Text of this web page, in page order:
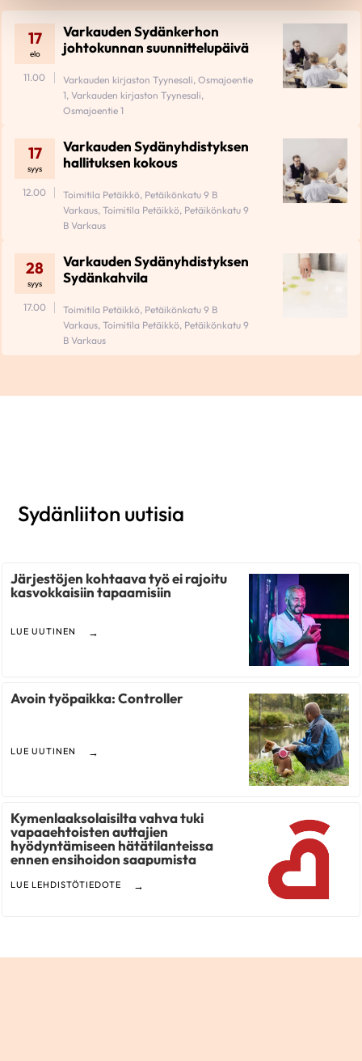
17
elo
Varkauden Sydänkerhon
johtokunnan suunnittelupäivä
11.00
Varkauden kirjaston Tyynesali, Osmajoentie
1, Varkauden kirjaston Tyynesali,
Osmajoentie 1
17
syys
Varkauden Sydänyhdistyksen
hallituksen kokous
12.00
Toimitila Petäikkö, Petäikönkatu 9 B
Varkaus, Toimitila Petäikkö, Petäikönkatu 9
B Varkaus
28
syys
Varkauden Sydänyhdistyksen
Sydänkahvila
17.00
Toimitila Petäikkö, Petäikönkatu 9 B
Varkaus, Toimitila Petäikkö, Petäikönkatu 9
B Varkaus
Sydänliiton uutisia
Järjestöjen kohtaava työ ei rajoitu
kasvokkaisiin tapaamisiin
LUE UUTINEN
Avoin työpaikka: Controller
LUE UUTINEN
Kymenlaaksolaisilta vahva tuki
vapaaehtoisten auttajien
hyödyntämiseen hätätilanteissa
ennen ensihoidon saapumista
LUE LEHDISTÖTIEDOTE